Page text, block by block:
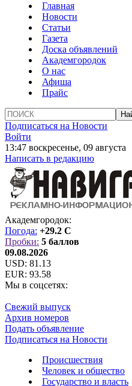
Главная
Новости
Статьи
Газета
Доска объявлений
Академгородок
О нас
Афиша
Прайс
Подписаться на Новости
Войти
13:47 воскресенье, 09 августа
Написать в редакцию
Академгородок:
Погода: +29.2 C
Пробки: 5 баллов
09.08.2026
USD: 81.13
EUR: 93.58
Мы в соцсетях:
Свежий выпуск
Архив номеров
Подать объявление
Подписаться на Новости
Происшествия
Человек и общество
Государство и власть